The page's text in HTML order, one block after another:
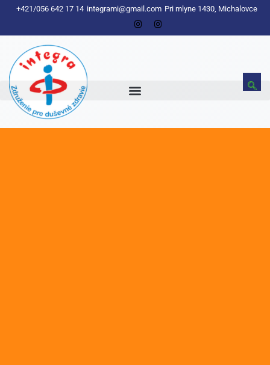
+421/056 642 17 14 integrami@gmail.com Pri mlyne 1430, Michalovce